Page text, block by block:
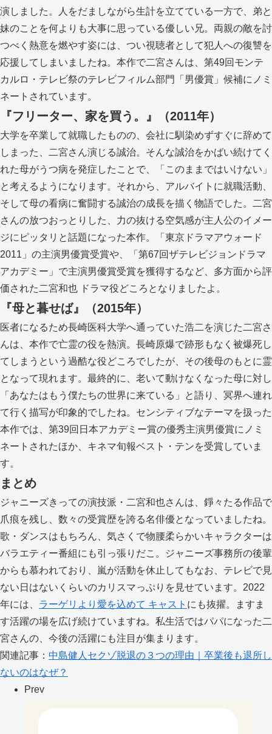
演しました。人をだましながら生計を立てている一方で、弟と
妹のことを何よりも大事に思っている優しい兄。両親の敵を討
つべく熱意を燃やす姿には、つい視聴者として犯人への復讐を
応援してしまいましたね。本作で二宮さんは、第49回モンテ
カルロ・テレビ祭のテレビフィルム部門「男優賞」候補にノミ
ネートされています。
『フリーター、家を買う。』（2011年）
大学を卒業して就職したものの、会社に馴染めずすぐに辞めて
しまった、二宮さん演じる誠治。そんな誠治をかばい続けてく
れた母がうつ病を発症したことで、「このままではいけない」
と考えるようになります。それから、アルバイトに就職活動、
そして母の看病に奮闘する誠治の成長を描く物語でした。二宮
さんの放つおっとりした、力の抜ける空気感が主人公のイメー
ジにピッタリと話題になった本作。「東京ドラマアウォード
2011」の主演男優賞受賞や、「第67回ザテレビジョンドラマ
アカデミー」で主演男優賞受賞を獲得するなど、多方面から評
価された二宮和也 ドラマ役どころとなりましたよ。
『母と暮せば』（2015年）
医者になるため長崎医科大学へ通っていた浩二を演じた二宮さ
んは、本作で亡霊の役を熱演。長崎原爆で跡形もなく被爆死し
てしまうという過酷な役どころでしたが、その後母のもとに霊
となって現れます。最終的に、老いて動けなくなった母に対し
「あなたはもう僕たちの世界に来ている」と語り、冥界へ連れ
て行く描写が印象的でしたね。センシティブなテーマを扱った
本作では、第39回日本アカデミー賞の優秀主演男優賞にノミ
ネートされたほか、キネマ旬報ベスト・テンを受賞していま
す。
まとめ
ジャニーズきっての演技派・二宮和也さんは、錚々たる作品で
爪痕を残し、数々の受賞歴を誇る名俳優となっていましたね。
歌・ダンスはもちろん、気さくで物腰柔らかいキャラクターは
バラエティー番組にも引っ張りだこ。ジャニーズ事務所の後輩
からも慕われており、嵐が活動を休止してもなお、テレビで見
ない日はないくらいのカリスマっぷりを見せています。2022
年には、 ラーゲリより愛を込めて キャスト にも抜擢。ますま
す活躍の場を広げ続けていますね。私生活ではパパになった二
宮さんの、今後の活躍にも注目が集まります。
関連記事： 中島健人セクゾ脱退の３つの理由｜卒業後も退所し
ないのはなぜ？
Prev